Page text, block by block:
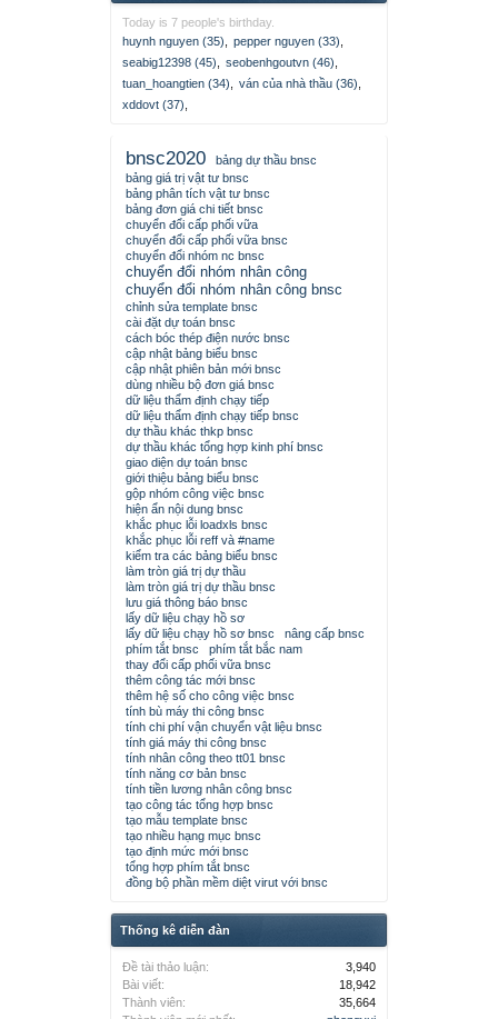
Today is 7 people's birthday.
huynh nguyen (35)
pepper nguyen (33)
seabig12398 (45)
seobenhgoutvn (46)
tuan_hoangtien (34)
ván của nhà thầu (36)
xddovt (37)
bnsc2020
bảng dự thầu bnsc
bảng giá trị vật tư bnsc
bảng phân tích vật tư bnsc
bảng đơn giá chi tiết bnsc
chuyển đổi cấp phối vữa
chuyển đổi cấp phối vữa bnsc
chuyển đổi nhóm nc bnsc
chuyển đổi nhóm nhân công
chuyển đổi nhóm nhân công bnsc
chỉnh sửa template bnsc
cài đặt dự toán bnsc
cách bóc thép điện nước bnsc
cập nhật bảng biểu bnsc
cập nhật phiên bản mới bnsc
dùng nhiều bộ đơn giá bnsc
dữ liệu thẩm định chạy tiếp
dữ liệu thẩm định chạy tiếp bnsc
dự thầu khác thkp bnsc
dự thầu khác tổng hợp kinh phí bnsc
giao diện dự toán bnsc
giới thiệu bảng biểu bnsc
gộp nhóm công việc bnsc
hiện ẩn nội dung bnsc
khắc phục lỗi loadxls bnsc
khắc phục lỗi reff và #name
kiểm tra các bảng biểu bnsc
làm tròn giá trị dự thầu
làm tròn giá trị dự thầu bnsc
lưu giá thông báo bnsc
lấy dữ liệu chạy hồ sơ
lấy dữ liệu chạy hồ sơ bnsc
nâng cấp bnsc
phím tắt bnsc
phím tắt bắc nam
thay đổi cấp phối vữa bnsc
thêm công tác mới bnsc
thêm hệ số cho công việc bnsc
tính bù máy thi công bnsc
tính chi phí vận chuyển vật liệu bnsc
tính giá máy thi công bnsc
tính nhân công theo tt01 bnsc
tính năng cơ bản bnsc
tính tiền lương nhân công bnsc
tạo công tác tổng hợp bnsc
tạo mẫu template bnsc
tạo nhiều hạng mục bnsc
tạo định mức mới bnsc
tổng hợp phím tắt bnsc
đồng bộ phần mềm diệt virut với bnsc
Thống kê diễn đàn
Đề tài thảo luận:
3,940
Bài viết:
18,942
Thành viên:
35,664